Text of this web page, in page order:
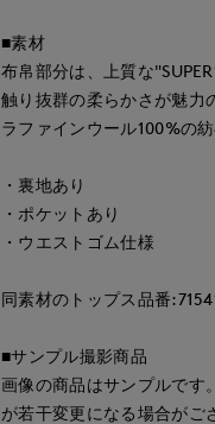
■素材
布帛部分は、上質な
触り抜群の柔らかさが魅力
ラファインウール100%の
・裏地あり
・ポケットあり
・ウエストゴム仕様
同素材のトップス品番
■サンプル撮影商品
画像の商品はサンプルです
が若干変更になる場合がご